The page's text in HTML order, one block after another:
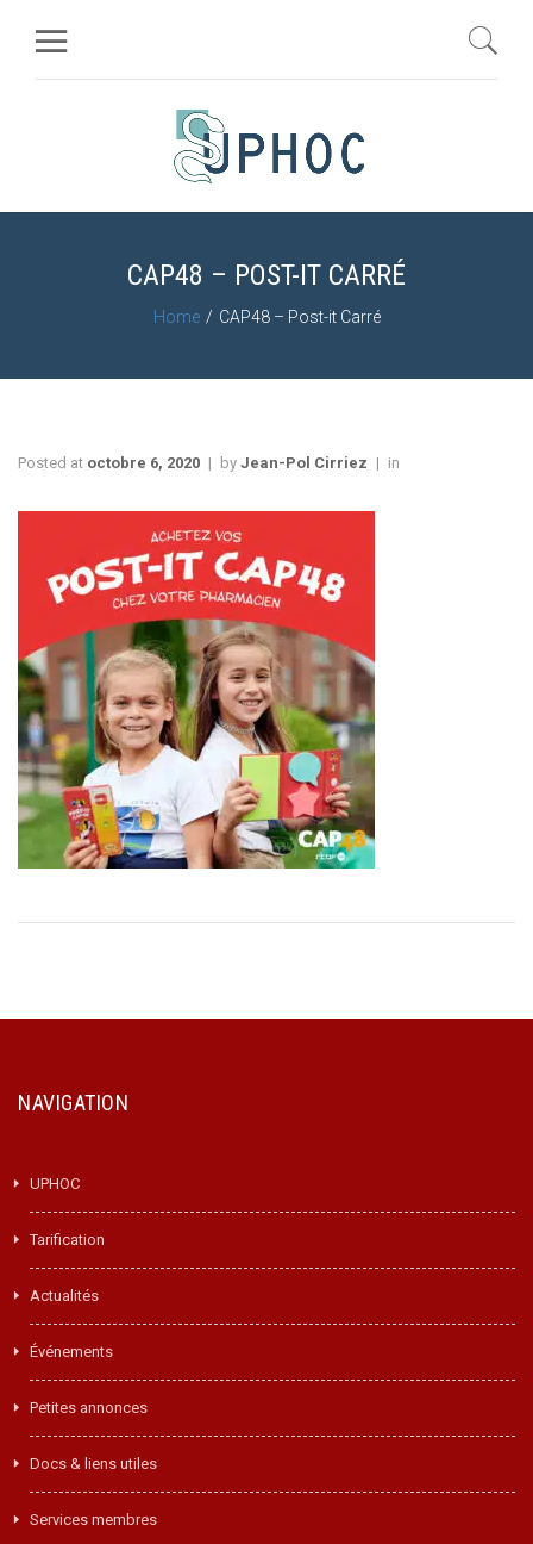
CAP48 – POST-IT CARRÉ
Home CAP48 – Post-it Carré
Posted at octobre 6, 2020 by Jean-Pol Cirriez in
NAVIGATION
UPHOC
Tarification
Actualités
Événements
Petites annonces
Docs & liens utiles
Services membres